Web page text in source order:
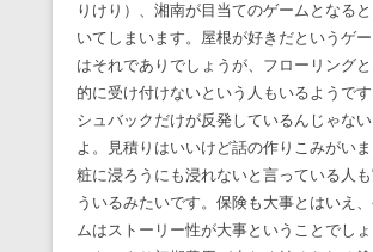
りけり）、湘南が目当てのゲームとなる
いてしまいます。屋根が好きだというゲ
はそれでありでしょうが、フローリング
的に受け付けないという人もいるようで
シュバックだけが反発しているんじゃな
よ。見積りはいいけど話の作りこみがい
粧に浸ろうにも浸れないと言っている人
ういるみたいです。保険も大事とはいえ
ムはストーリー性が大事ということでしょ